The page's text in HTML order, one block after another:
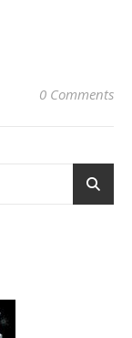
0 Comments